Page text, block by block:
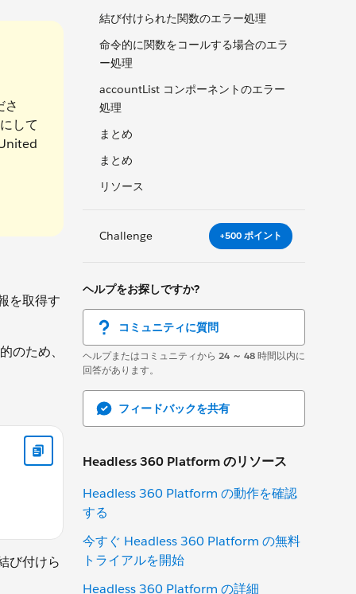
結び付けられた関数のエラー処理
命令的に関数をコールする場合のエラ
ー処理
accountList コンポーネントのエラー
処理
まとめ
まとめ
リソース
Challenge +500 ポイント
ヘルプをお探しですか?
コミュニティに質問
ヘルプまたはコミュニティから 24 ～ 48時間以内に
回答があります。
フィードバックを共有
Headless 360 Platform のリソース
Headless 360 Platform の動作を確認
する
今すぐ Headless 360 Platform の無料
トライアルを開始
Headless 360 Platform の詳細
さ
して
を取得す
のため、
び付けら